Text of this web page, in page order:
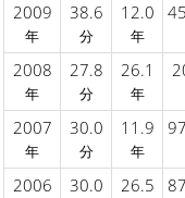
2009
年
38.6
分
12.0
年
2008
年
27.8
分
26.1
年
2007
年
30.0
分
11.9
年
2006 30.0 26.5